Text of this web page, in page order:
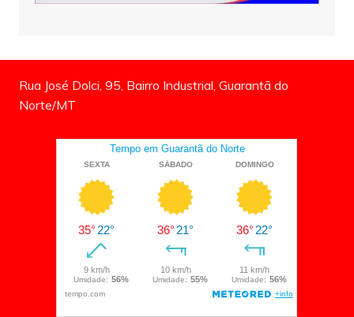
Rua José Dolci, 95, Bairro Industrial, Guarantã do
Norte/MT